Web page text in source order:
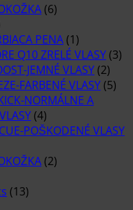
(6)
PENA (1)
Q10 ZRELÉ VLASY (3)
JEMNÉ VLASY (2)
FARBENÉ VLASY (5)
NORMÁLNE A
(4)
POŠKODENÉ VLASY
(2)
(13)